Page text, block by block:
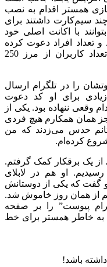
همستر اقدام به نصب
سیم‌کارت داشتند برای
با اکانت اصلی خود
تعداد افراد دعوت کرده
خود را افزایش دهند. در حال حاضر تعداد کاربران از مرز 250
را در تلگرام ارسال
زیادی برای او کد دعوت
وقعی ننهاده بود. یکی از
همان همکارم هیچ فردی
حدس می‌زدند که من
شروع کرده‌ام.
یک برقکار کمک گرفتم.
او هم در لابلای
گفت که یکی از دوستانش
همان روز خاموش شد.
پیوست” را بر صفحه
خاطر همستر برای خط
باشد!